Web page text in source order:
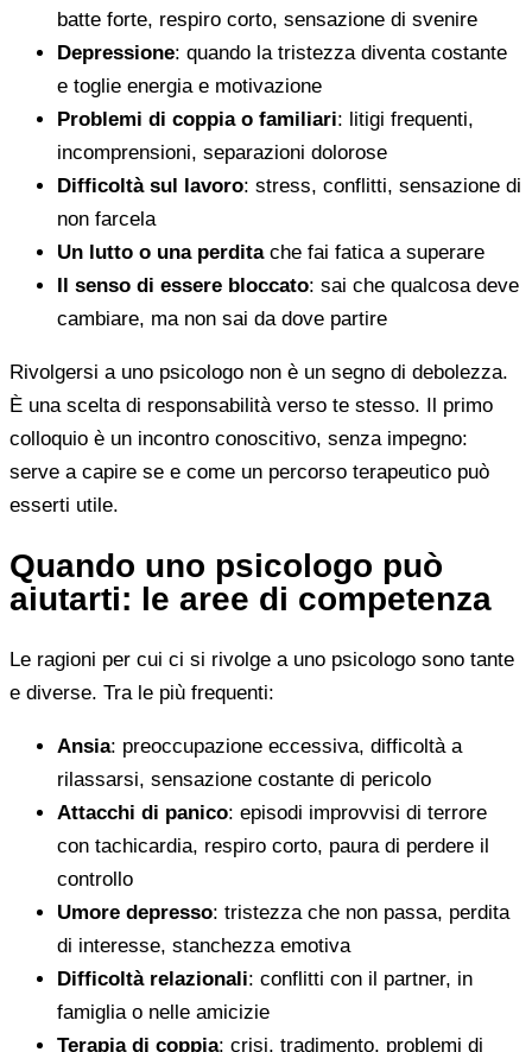
batte forte, respiro corto, sensazione di svenire
Depressione: quando la tristezza diventa costante
e toglie energia e motivazione
Problemi di coppia o familiari: litigi frequenti,
incomprensioni, separazioni dolorose
Difficoltà sul lavoro: stress, conflitti, sensazione di
non farcela
Un lutto o una perditache fai fatica a superare
Il senso di essere bloccato: sai che qualcosa deve
cambiare, ma non sai da dove partire
Rivolgersi a uno psicologo non è un segno di debolezza.
È una scelta di responsabilità verso te stesso. Il primo
colloquio è un incontro conoscitivo, senza impegno:
serve a capire se e come un percorso terapeutico può
esserti utile.
Quando uno psicologo può
aiutarti: le aree di competenza
Le ragioni per cui ci si rivolge a uno psicologo sono tante
e diverse. Tra le più frequenti:
Ansia: preoccupazione eccessiva, difficoltà a
rilassarsi, sensazione costante di pericolo
Attacchi di panico: episodi improvvisi di terrore
con tachicardia, respiro corto, paura di perdere il
controllo
Umore depresso: tristezza che non passa, perdita
di interesse, stanchezza emotiva
Difficoltà relazionali: conflitti con il partner, in
famiglia o nelle amicizie
Terapia di coppia: crisi, tradimento, problemi di